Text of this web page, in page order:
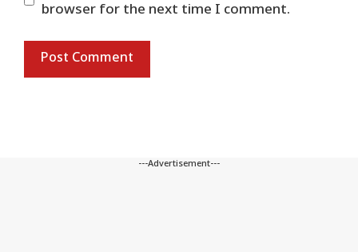
browser for the next time I comment.
---Advertisement---